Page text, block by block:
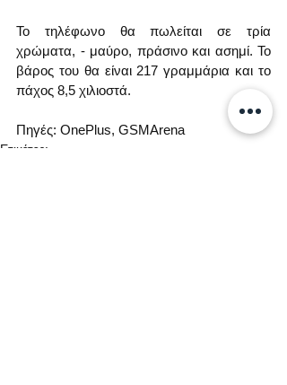
Το τηλέφωνο θα πωλείται σε τρία
χρώματα, - μαύρο, πράσινο και ασημί. Το
βάρος του θα είναι 217 γραμμάρια και το
πάχος 8,5 χιλιοστά.
Πηγές: OnePlus, GSMArena
Ετικέτες: